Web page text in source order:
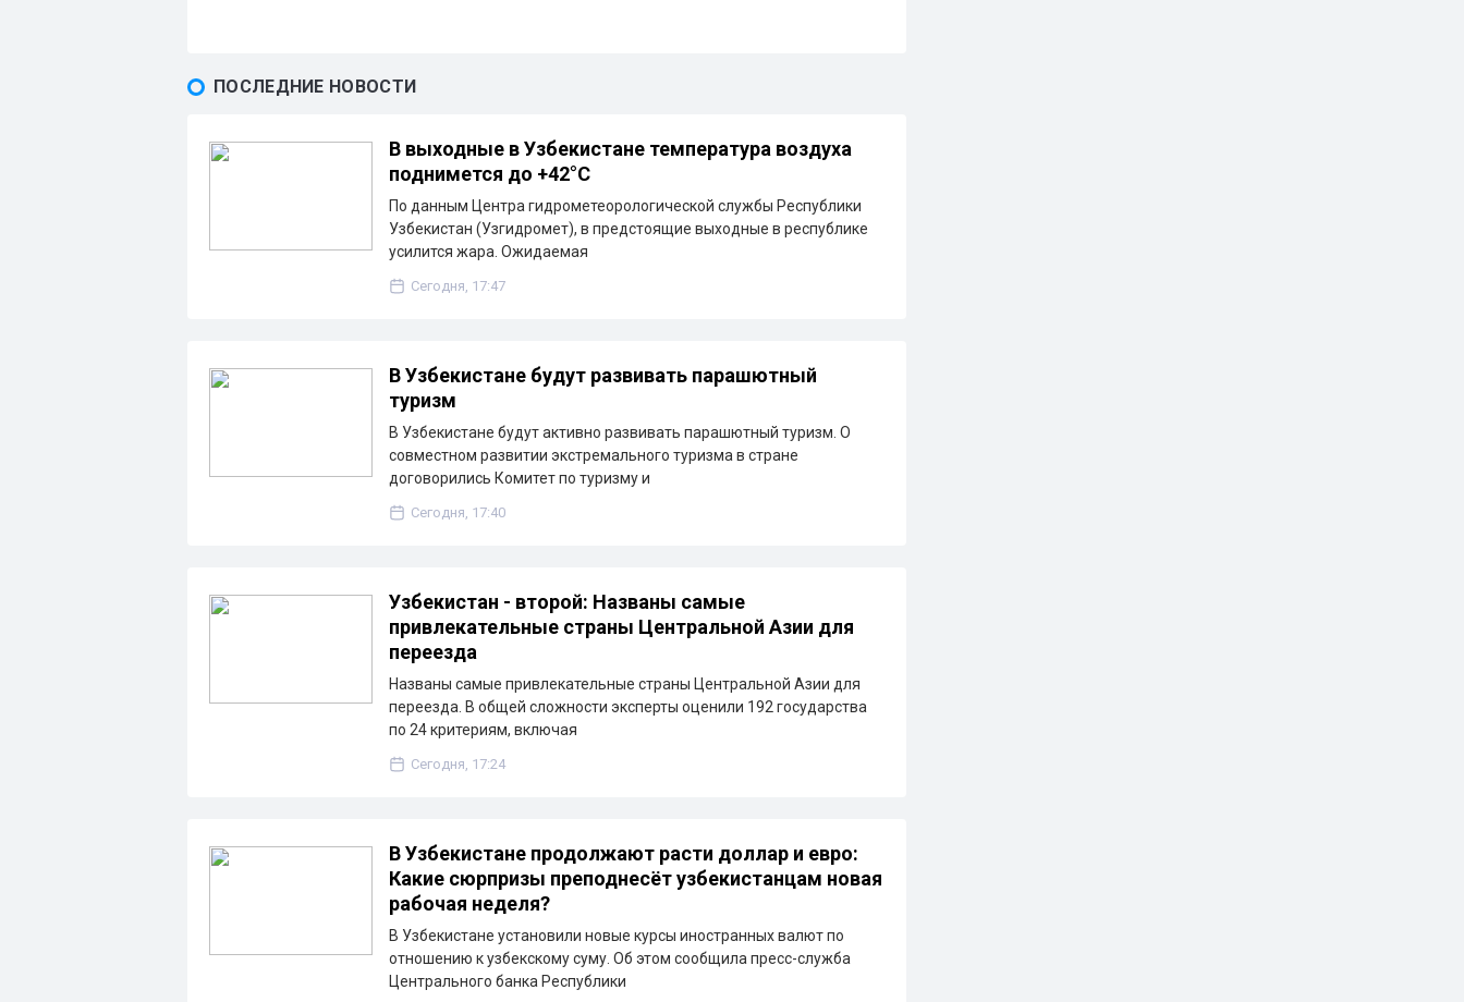
ПОСЛЕДНИЕ НОВОСТИ
В выходные в Узбекистане температура воздуха
поднимется до +42°C
По данным Центра гидрометеорологической службы Республики
Узбекистан (Узгидромет), в предстоящие выходные в республике
усилится жара. Ожидаемая
Сегодня, 17:47
В Узбекистане будут развивать парашютный
туризм
В Узбекистане будут активно развивать парашютный туризм. О
совместном развитии экстремального туризма в стране
договорились Комитет по туризму и
Сегодня, 17:40
Узбекистан - второй: Названы самые
привлекательные страны Центральной Азии для
переезда
Названы самые привлекательные страны Центральной Азии для
переезда. В общей сложности эксперты оценили 192 государства
по 24 критериям, включая
Сегодня, 17:24
В Узбекистане продолжают расти доллар и евро:
Какие сюрпризы преподнесёт узбекистанцам новая
рабочая неделя?
В Узбекистане установили новые курсы иностранных валют по
отношению к узбекскому суму. Об этом сообщила пресс-служба
Центрального банка Республики